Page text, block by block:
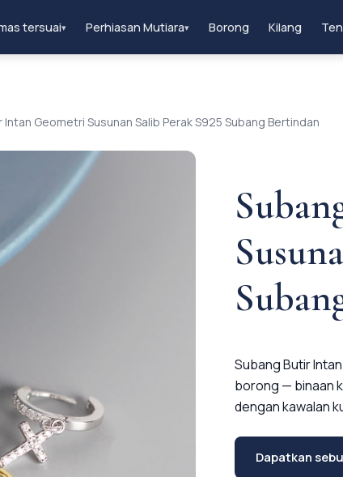
tersuai▾ Perhiasan Mutiara▾ Borong Kilang
Intan Geometri Susunan Salib Perak S925 Subang Bertindan
Subang Butir
borong — binaan
dengan kawalan
Dapatkan